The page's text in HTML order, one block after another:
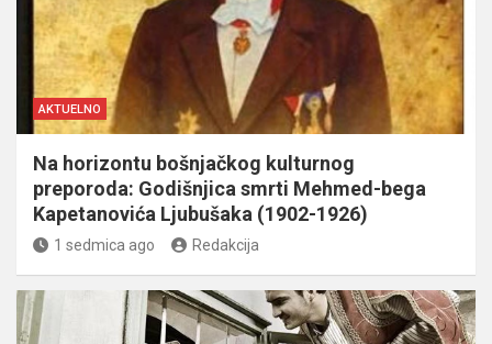
AKTUELNO
Na horizontu bošnjačkog kulturnog
preporoda: Godišnjica smrti Mehmed-bega
Kapetanovića Ljubušaka (1902-1926)
1 sedmica ago Redakcija